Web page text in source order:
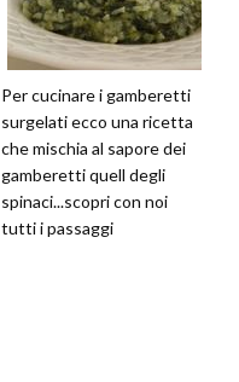
Per cucinare i gamberetti
surgelati ecco una ricetta
che mischia al sapore dei
gamberetti quell degli
spinaci...scopri con noi
tutti i passaggi